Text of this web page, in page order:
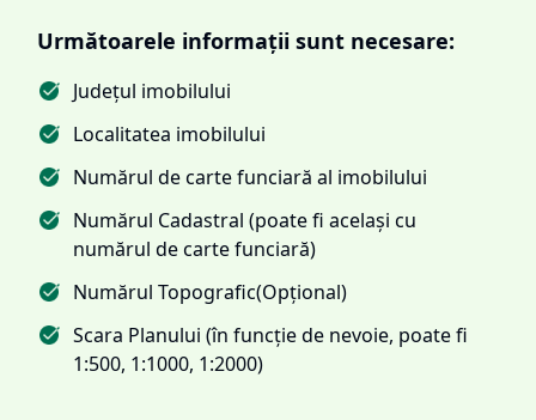
Următoarele informații sunt necesare:
Județul imobilului
Localitatea imobilului
Numărul de carte funciară al imobilului
Numărul Cadastral (poate fi același cu
numărul de carte funciară)
Numărul Topografic(Opțional)
Scara Planului (în funcție de nevoie, poate fi
1:500, 1:1000, 1:2000)